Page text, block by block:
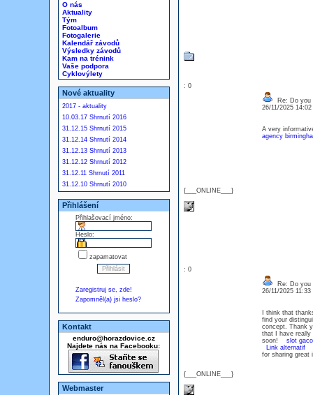
O nás
Aktuality
Tým
Fotoalbum
Fotogalerie
Kalendář závodů
Výsledky závodů
Kam na trénink
Vaše podpora
Cyklovýlety
Nové aktuality
2017 - aktuality
10.03.17 Shrnutí 2016
31.12.15 Shrnutí 2015
31.12.14 Shrnutí 2014
31.12.13 Shrnutí 2013
31.12.12 Shrnutí 2012
31.12.11 Shrnutí 2011
31.12.10 Shrnutí 2010
Přihlášení
Přihlašovací jméno:
Heslo:
zapamatovat
Zaregistruj se, zde!
Zapomněl(a) jsi heslo?
Kontakt
enduro@horazdovice.cz
Najdete nás na Facebooku:
Webmaster
: 0
{___ONLINE___}
Re: Do you
26/11/2025
A very
agency
: 0
{___ONLINE___}
Re: Do you
26/11/2025 11:33
I think that
find your
concept.
that I have really
soon! slot
Link alternatif
for sharing